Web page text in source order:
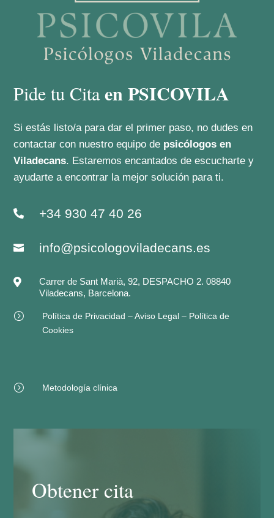
Pide tu Citaen PSICOVILA
Si estás listo/a para dar el primer paso, no dudes en
contactar con nuestro equipo de psicólogos en
Viladecans. Estaremos encantados de escucharte y
ayudarte a encontrar la mejor solución para ti.
 +34 930 47 40 26
 info@psicologoviladecans.es

Carrer de Sant Marià, 92, DESPACHO 2. 08840
Viladecans, Barcelona.
=
Política de Privacidad – Aviso Legal – Política de
Cookies
= Metodología clínica
Obtener cita